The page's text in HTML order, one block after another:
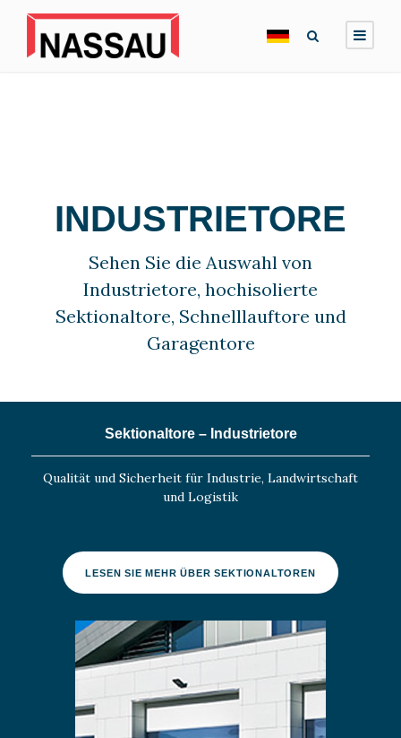
INDUSTRIETORE
Sehen Sie die Auswahl von
Industrietore, hochisolierte
Sektionaltore, Schnelllauftore und
Garagentore
Sektionaltore – Industrietore
Qualität und Sicherheit für Industrie, Landwirtschaft
und Logistik
LESEN SIE MEHR ÜBER SEKTIONALTOREN